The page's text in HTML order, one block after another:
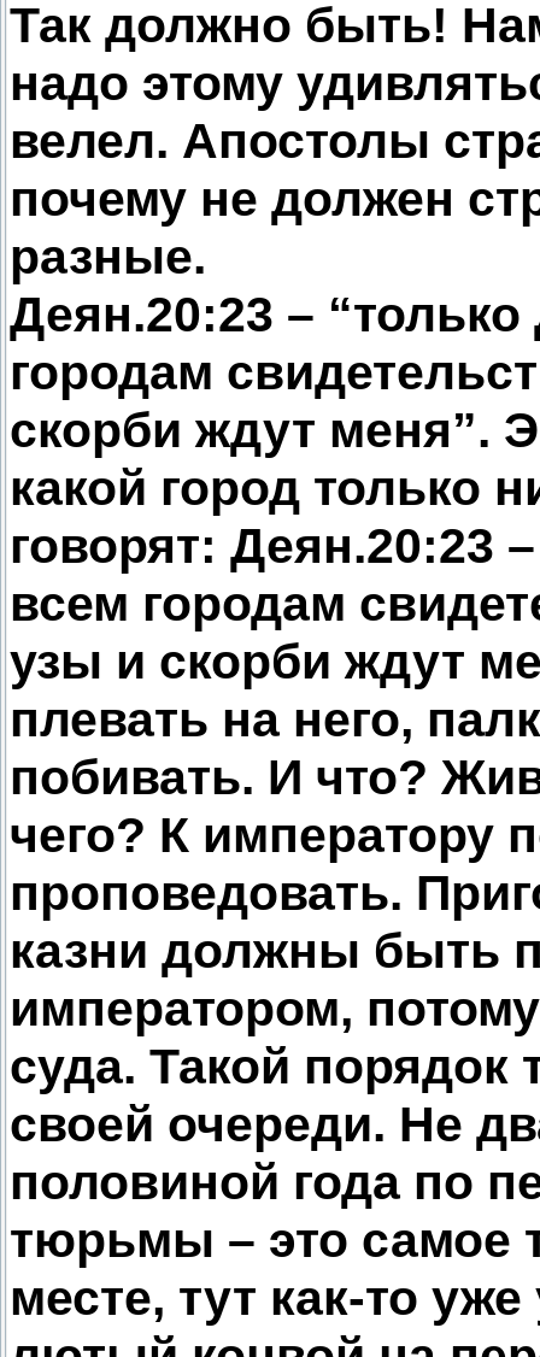
Так должно быть!
надо этому
велел. Апостолы
почему не должен
разные.
Деян.20:23 –
городам
скорби ждут меня”.
какой город только
говорят: Деян.20:23
всем городам
узы и скорби ждут
плевать на него,
побивать. И что?
чего? К императору
проповедовать.
казни должны быть
императором,
суда. Такой
своей очереди. Не
половиной года по
тюрьмы – это самое
месте, тут как-то